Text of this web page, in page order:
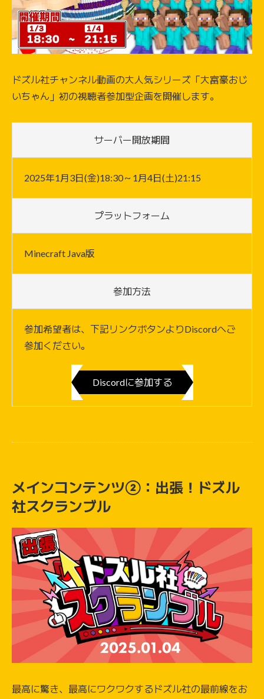
ドズル社チャンネル動画の大人気シリーズ「大富豪おじ
いちゃん」初の視聴者参加型企画を開催します。
サーバー開放期間
2025年1月3日(金)18:30～1月4日(土)21:15
プラットフォーム
Minecraft Java版
参加方法
参加希望者は、下記リンクボタンよりDiscordへご
参加ください。
Discordに参加する
メインコンテンツ②：出張！ドズル
社スクランブル
最高に驚き、最高にワクワクするドズル社の最前線をお